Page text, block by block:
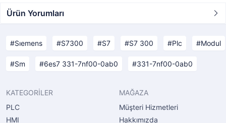
Ürün Yorumları
Sıemens S7300 S7 S7 300 Plc Modul
Sm 6es7 331-7nf00-0ab0 331-7nf00-0ab0
KATEGORİLER
PLC
HMI
MAĞAZA
Müşteri Hizmetleri
Hakkımızda